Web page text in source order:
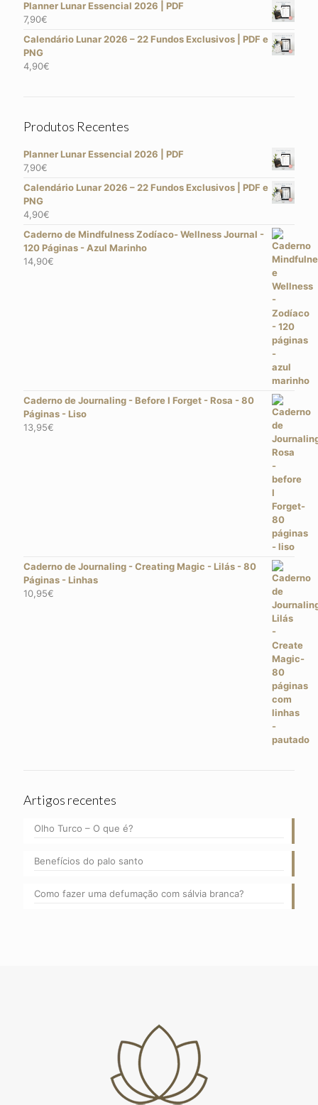
Planner Lunar Essencial 2026 | PDF
7,90€
Calendário Lunar 2026 – 22 Fundos Exclusivos | PDF e
PNG
4,90€
Produtos Recentes
Planner Lunar Essencial 2026 | PDF
7,90€
Calendário Lunar 2026 – 22 Fundos Exclusivos | PDF e
PNG
4,90€
Caderno de Mindfulness Zodíaco- Wellness Journal -
120 Páginas - Azul Marinho
14,90€
Caderno de Journaling - Before I Forget - Rosa - 80
Páginas - Liso
13,95€
Caderno de Journaling - Creating Magic - Lilás - 80
Páginas - Linhas
10,95€
Artigos recentes
Olho Turco – O que é?
Benefícios do palo santo
Como fazer uma defumação com sálvia branca?